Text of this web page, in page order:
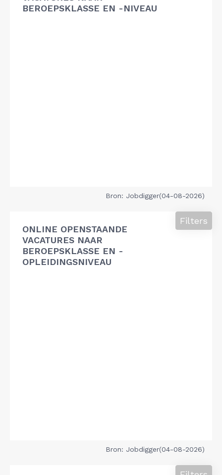
BEROEPSKLASSE EN -NIVEAU
Bron: Jobdigger(04-08-2026)
ONLINE OPENSTAANDE
VACATURES NAAR
BEROEPSKLASSE EN -
OPLEIDINGSNIVEAU
Filters
Bron: Jobdigger(04-08-2026)